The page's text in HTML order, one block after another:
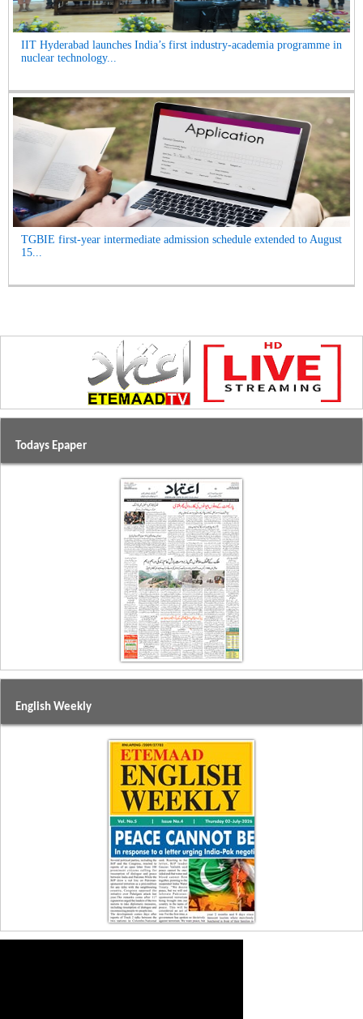
IIT Hyderabad launches India’s first industry-academia programme in
nuclear technology...
TGBIE first-year intermediate admission schedule extended to August
15...
Todays Epaper
English Weekly